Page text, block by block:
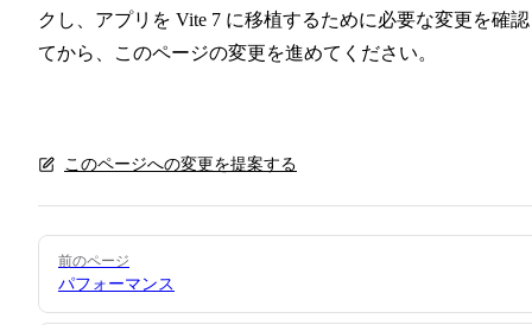
クし、アプリを Vite 7 に移植するために必要な変更を確
てから、このページの変更を進めてください。
このページへの変更を提案する
Pager
前のページ
パフォーマンス